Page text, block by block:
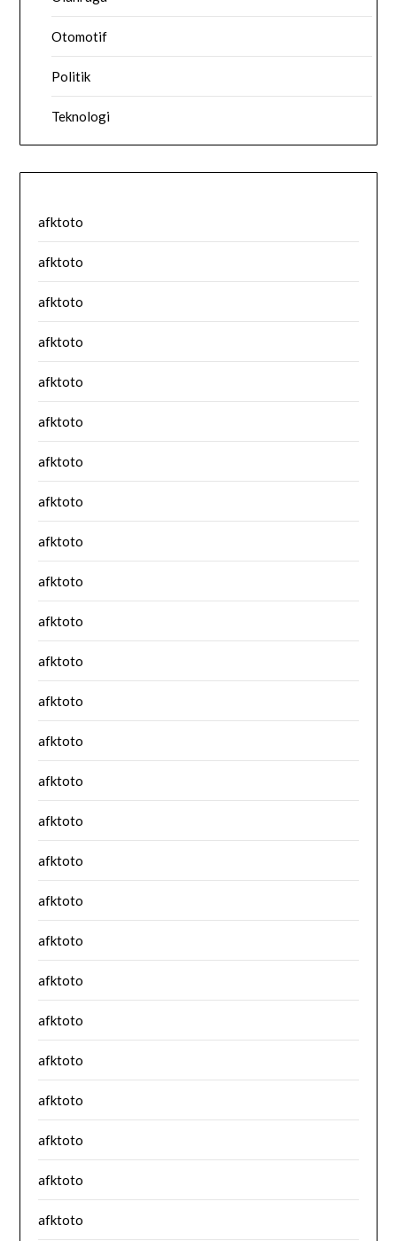
Otomotif
Politik
Teknologi
afktoto
afktoto
afktoto
afktoto
afktoto
afktoto
afktoto
afktoto
afktoto
afktoto
afktoto
afktoto
afktoto
afktoto
afktoto
afktoto
afktoto
afktoto
afktoto
afktoto
afktoto
afktoto
afktoto
afktoto
afktoto
afktoto